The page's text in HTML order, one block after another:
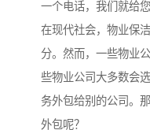
一个电话，我们就给
在现代社会，物业保
分。然而，一些物业
些物业公司大多数会
务外包给别的公司。
外包呢？